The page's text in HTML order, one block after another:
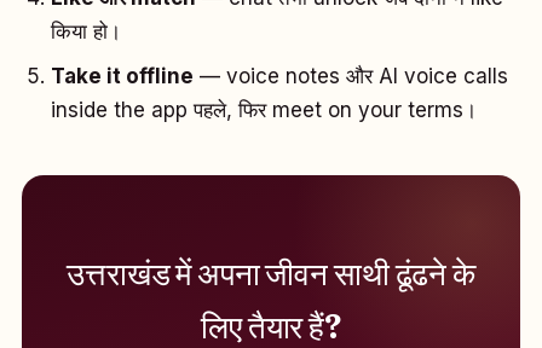
किया हो।
Take it offline — voice notes और AI voice calls
inside the app पहले, फिर meet on your terms।
उत्तराखंड में अपना जीवन साथी ढूंढने के
लिए तैयार हैं?